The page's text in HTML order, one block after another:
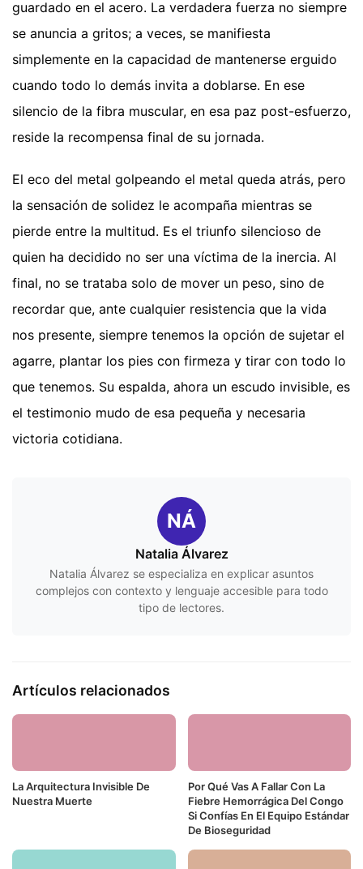
guardado en el acero. La verdadera fuerza no siempre
se anuncia a gritos; a veces, se manifiesta
simplemente en la capacidad de mantenerse erguido
cuando todo lo demás invita a doblarse. En ese
silencio de la fibra muscular, en esa paz post-esfuerzo,
reside la recompensa final de su jornada.
El eco del metal golpeando el metal queda atrás, pero
la sensación de solidez le acompaña mientras se
pierde entre la multitud. Es el triunfo silencioso de
quien ha decidido no ser una víctima de la inercia. Al
final, no se trataba solo de mover un peso, sino de
recordar que, ante cualquier resistencia que la vida
nos presente, siempre tenemos la opción de sujetar el
agarre, plantar los pies con firmeza y tirar con todo lo
que tenemos. Su espalda, ahora un escudo invisible, es
el testimonio mudo de esa pequeña y necesaria
victoria cotidiana.
NÁ
Natalia Álvarez
Natalia Álvarez se especializa en explicar asuntos
complejos con contexto y lenguaje accesible para todo
tipo de lectores.
Artículos relacionados
La Arquitectura Invisible De
Nuestra Muerte
Por Qué Vas A Fallar Con La
Fiebre Hemorrágica Del Congo
Si Confías En El Equipo Estándar
De Bioseguridad